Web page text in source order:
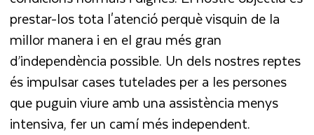
prestar-los tota l'atenció perquè visquin de la
millor manera i en el grau més gran
d’independència possible. Un dels nostres reptes
és impulsar cases tutelades per a les persones
que puguin viure amb una assistència menys
intensiva, fer un camí més independent.